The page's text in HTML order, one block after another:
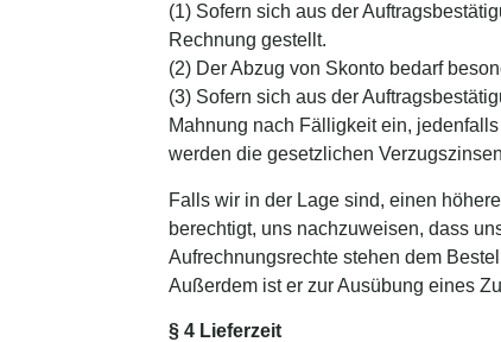
(1) Sofern sich aus der
Rechnung gestellt.
(2) Der Abzug von Skonto bedarf
(3) Sofern sich aus der
Mahnung nach Fälligkeit ein,
werden die gesetzlichen
Falls wir in der Lage sind, einen
berechtigt, uns nachzuweisen, dass
Aufrechnungsrechte stehen dem
Außerdem ist er zur Ausübung eines
§ 4 Lieferzeit